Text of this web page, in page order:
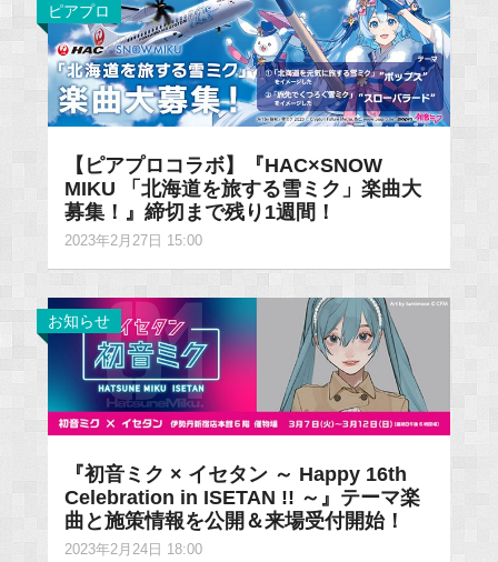
ピアプロ
【ピアプロコラボ】『HAC×SNOW
MIKU 「北海道を旅する雪ミク」楽曲大
募集！』締切まで残り1週間！
2023年2月27日 15:00
お知らせ
『初音ミク × イセタン ～ Happy 16th
Celebration in ISETAN !! ～』テーマ楽
曲と施策情報を公開＆来場受付開始！
2023年2月24日 18:00